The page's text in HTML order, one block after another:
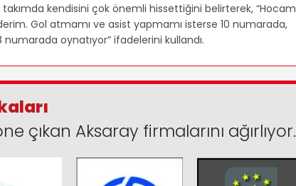
kendisini çok önemli hissettiğini belirterek, “Hocam
Gol atmamı ve asist yapmamı isterse 10 numarada,
oynatıyor” ifadelerini kullandı.
çıkan Aksaray firmalarını ağırlıyor.